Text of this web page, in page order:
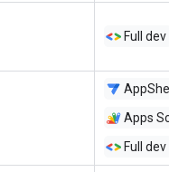
Full dev
Apps
Full dev